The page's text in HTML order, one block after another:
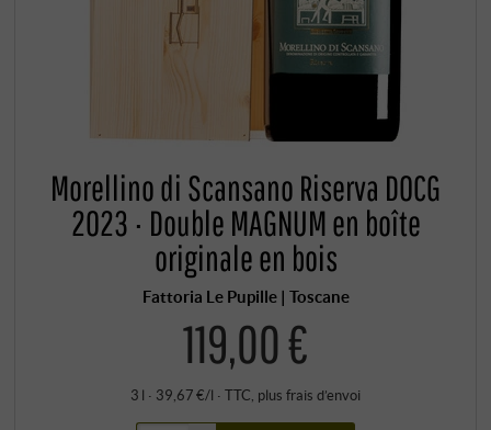
Morellino di Scansano Riserva DOCG
2023 · Double MAGNUM en boîte
originale en bois
Fattoria Le Pupille | Toscane
119,00 €
3 l · 39,67 €/l · TTC , plus frais d’envoi